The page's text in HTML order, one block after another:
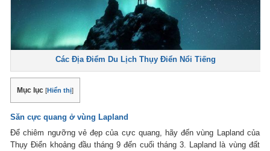
Các Địa Điểm Du Lịch Thụy Điển Nổi Tiếng
Mục lục [Hiển thị]
Săn cực quang ở vùng Lapland
Để chiêm ngưỡng vẻ đẹp của cực quang, hãy đến vùng Lapland của
Thụy Điển khoảng đầu tháng 9 đến cuối tháng 3. Lapland là vùng đất